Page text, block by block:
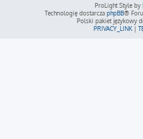
ProLight Style by
Technologię dostarcza phpBB®
Polski pakiet językowy
PRIVACY_LINK |